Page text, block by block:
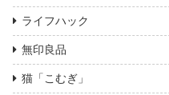
ライフハック
無印良品
猫「こむぎ」